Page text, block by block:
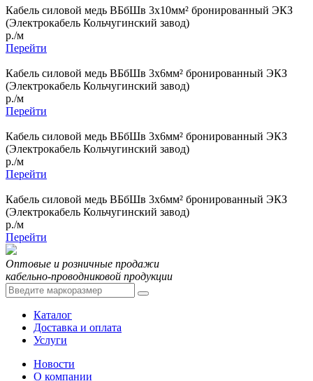
Кабель силовой медь ВБбШв 3x10мм² бронированный ЭКЗ
(Электрокабель Кольчугинский завод)
р./м
Перейти
Кабель силовой медь ВБбШв 3x6мм² бронированный ЭКЗ
(Электрокабель Кольчугинский завод)
р./м
Перейти
Кабель силовой медь ВБбШв 3x6мм² бронированный ЭКЗ
(Электрокабель Кольчугинский завод)
р./м
Перейти
Кабель силовой медь ВБбШв 3x6мм² бронированный ЭКЗ
(Электрокабель Кольчугинский завод)
р./м
Перейти
Оптовые и розничные продажи
кабельно-проводниковой продукции
Каталог
Доставка и оплата
Услуги
Новости
О компании